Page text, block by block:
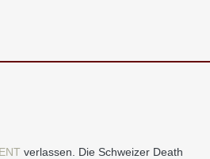
verlassen. Die Schweizer Death